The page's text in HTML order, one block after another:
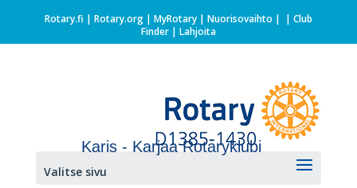
Rotary.fi | Rotary.org| MyRotary | Nuorisovaihto | | Club
Finder| Lahjoita
Karis - Karjaa Rotaryklubi
Valitse sivu